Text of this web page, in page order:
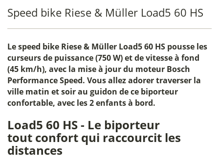
Speed bike Riese & Müller Load5 60 HS
Lespeed bike Riese & Müller Load5 60 HS pousse les
curseurs de puissance (750 W) et de vitesse à fond
(45 km/h), avec la mise à jour du moteur Bosch
Performance Speed. Vous allez adorer traverser la
ville matin et soir au guidon de ce biporteur
confortable, avec les 2 enfants à bord.
Load5 60 HS - Le biporteur
tout confort qui raccourcit les
distances